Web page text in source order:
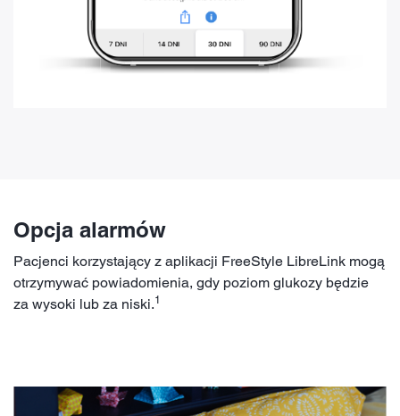
Opcja alarmów
Pacjenci korzystający z aplikacji FreeStyle LibreLink mogą
otrzymywać powiadomienia, gdy poziom glukozy będzie
za wysoki lub za niski.1